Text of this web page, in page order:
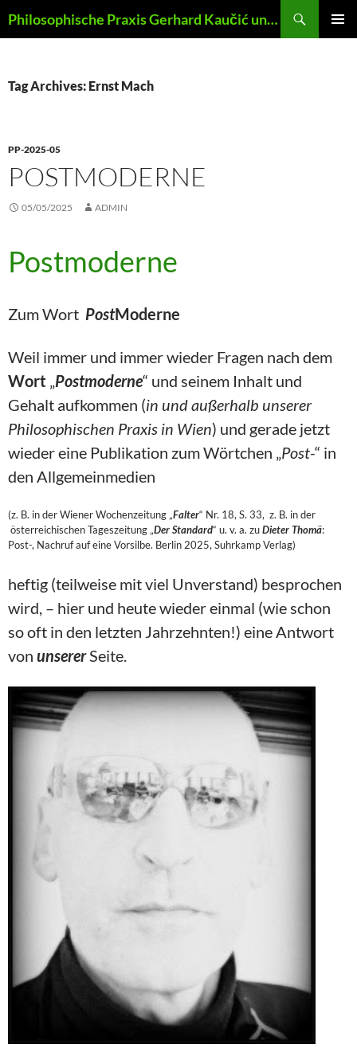
to
Philosophische Praxis Gerhard Kaučić und Anna Lydia Huber
Tag Archives: Ernst Mach
PP-2025-05
POSTMODERNE
05/05/2025 ADMIN
Postmoderne
Zum Wort PostModerne
Weil immer und immer wieder Fragen nach dem
Wort „Postmoderne“ und seinem Inhalt und
Gehalt aufkommen (in und außerhalb unserer
Philosophischen Praxis in Wien) und gerade jetzt
wieder eine Publikation zum Wörtchen „Post-“ in
den Allgemeinmedien
(z. B. in der Wiener Wochenzeitung „Falter“ Nr. 18, S. 33, z. B. in der
österreichischen Tageszeitung „Der Standard“ u. v. a. zuDieter Thomä:
Post-, Nachruf auf eine Vorsilbe. Berlin 2025, Suhrkamp Verlag)
heftig (teilweise mit viel Unverstand) besprochen
wird, – hier und heute wieder einmal (wie schon
so oft in den letzten Jahrzehnten!) eine Antwort
von unsererSeite.